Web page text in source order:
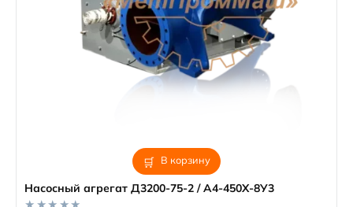
В корзину
Насосный агрегат Д3200-75-2 / А4-450Х-8У3